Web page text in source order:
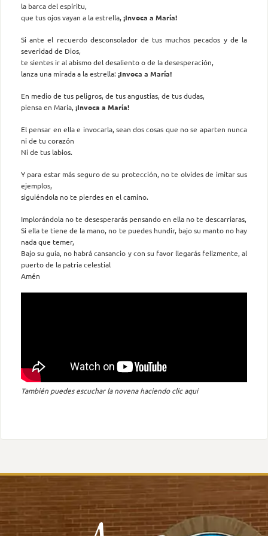
la barca del espíritu,
que tus ojos vayan a la estrella,¡Invoca a María!
Si ante el recuerdo desconsolador de tus muchos pecados y de la
severidad de Dios,
te sientes ir al abismo del desaliento o de la desesperación,
lanza una mirada a la estrella:¡Invoca a María!
En medio de tus peligros, de tus angustias, de tus dudas,
piensa en María,¡Invoca a María!
El pensar en ella e invocarla, sean dos cosas que no se aparten nunca
ni de tu corazón
Ni de tus labios.
Y para estar más seguro de su protección, no te olvides de imitar sus
ejemplos,
siguiéndola no te pierdes en el camino.
Implorándola no te desesperarás pensando en ella no te descarriaras,
Si ella te tiene de la mano, no te puedes hundir, bajo su manto no hay
nada que temer,
Bajo su guía, no habrá cansancio y con su favor llegarás felizmente, al
puerto de la patria celestial
Amén
También puedes escuchar la novena haciendo clic aquí